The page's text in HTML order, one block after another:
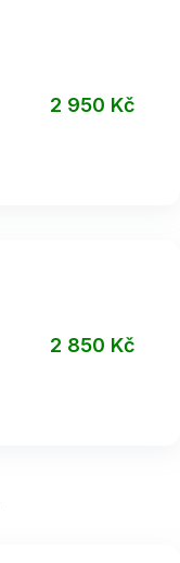
2 950 Kč
2 850 Kč